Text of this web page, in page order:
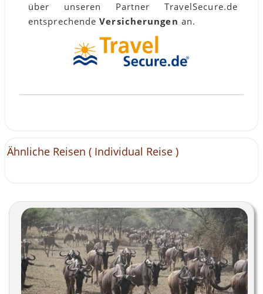
über unseren Partner TravelSecure.de
entsprechende Versicherungen an.
Ähnliche Reisen ( Individual Reise )